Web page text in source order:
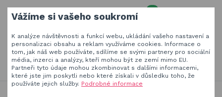
Váš e-mail
Vaše heslo
0
+420777 230 065
PO-PÁ 8-18 hod
Slunečníky a stínící technika
HLEDAT
Vážíme si vašeho soukromí
K analýze návštěvnosti a funkcí webu, ukládání vašeho nastavení a
personalizaci obsahu a reklam využíváme cookies. Informace o
tom, jak náš web používáte, sdílíme se svými partnery pro sociální
média, inzerci a analýzy, kteří mohou být ze zemí mimo EU.
Partneři tyto údaje mohou zkombinovat s dalšími informacemi,
které jste jim poskytli nebo které získali v důsledku toho, že
používáte jejich služby. Podrobné informace